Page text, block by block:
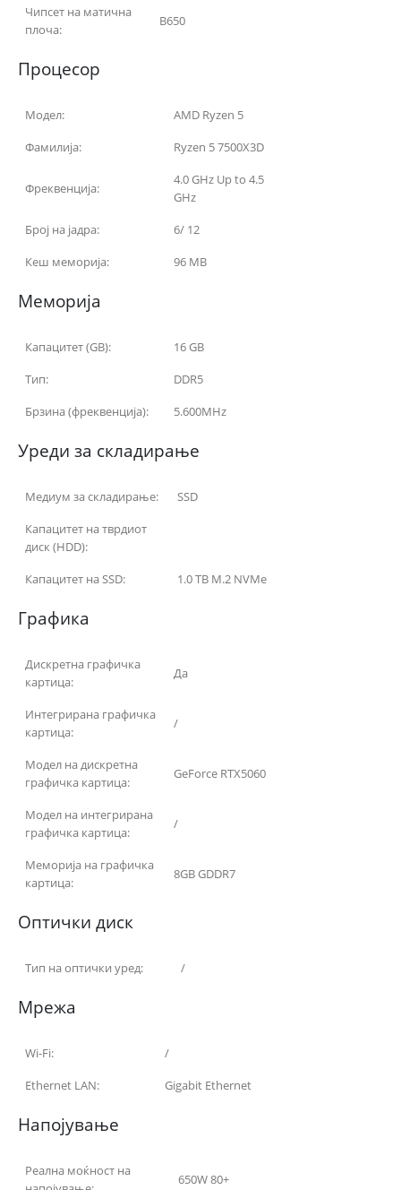
Чипсет на матична
плоча:
B650
Процесор
Модел:
AMD Ryzen 5
Фамилија:
Ryzen 5 7500X3D
Фреквенција:
4.0 GHz Up to 4.5
GHz
Број на јадра:
6/ 12
Кеш меморија:
96 MB
Меморија
Капацитет (GB):
16 GB
Тип:
DDR5
Брзина (фреквенција):
5.600MHz
Уреди за складирање
Медиум за складирање:
SSD
Капацитет на тврдиот
диск (HDD):
Капацитет на SSD:
1.0 TB M.2 NVMe
Графика
Дискретна графичка
картица:
Да
Интегрирана графичка
картица:
/
Модел на дискретна
графичка картица:
GeForce RTX5060
Модел на интегрирана
графичка картица:
/
Меморија на графичка
картица:
8GB GDDR7
Оптички диск
Тип на оптички уред: /
Мрежа
Wi-Fi:
/
Ethernet LAN:
Gigabit Ethernet
Напојување
Реална моќност на
650W 80+